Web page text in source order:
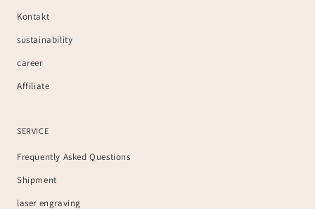
Kontakt
sustainability
career
Affiliate
SERVICE
Frequently Asked Questions
Shipment
laser engraving